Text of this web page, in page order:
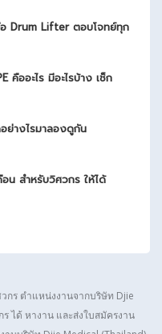
Drum Lifter ตอบโจทย์ทุก
ออะไร มีอะไรบ้าง เช็ก
ย่างไรมาลองดูกัน
น สำหรับวิศวกร ให้ได้
วกร ตำแหน่งงานจากบริษัท Djie
ร ได้ หางาน และส่งใบสมัครงาน